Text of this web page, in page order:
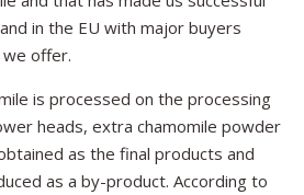
in the EU with major buyers
offer.
is processed on the processing
heads, extra chamomile powder
as the final products and
as a by-product. According to